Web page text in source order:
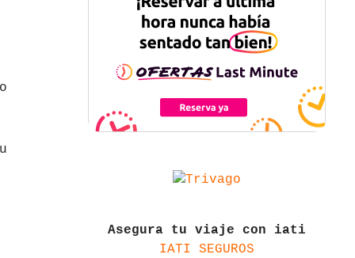
Asegura tu viaje con iati
IATI SEGUROS